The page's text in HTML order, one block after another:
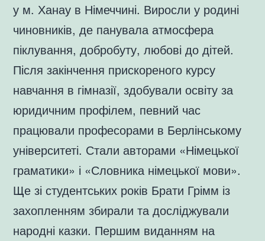
у м. Ханау в Німеччині. Виросли у родині
чиновників, де панувала атмосфера
піклування, добробуту, любові до дітей.
Після закінчення прискореного курсу
навчання в гімназії, здобували освіту за
юридичним профілем, певний час
працювали професорами в Берлінському
університеті. Стали авторами «Німецької
граматики» і «Словника німецької мови».
Ще зі студентських років Брати Грімм із
захопленням збирали та досліджували
народні казки. Першим виданням на